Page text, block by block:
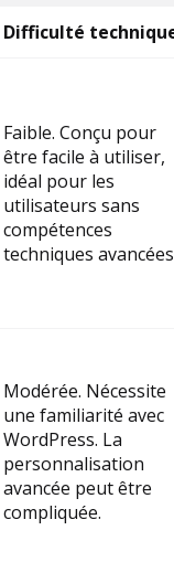
Difficulté
Faible. Conçu pour
être facile à utiliser,
idéal pour les
utilisateurs sans
compétences
techniques
Modérée. Nécessite
une familiarité avec
WordPress. La
personnalisation
avancée peut être
compliquée.